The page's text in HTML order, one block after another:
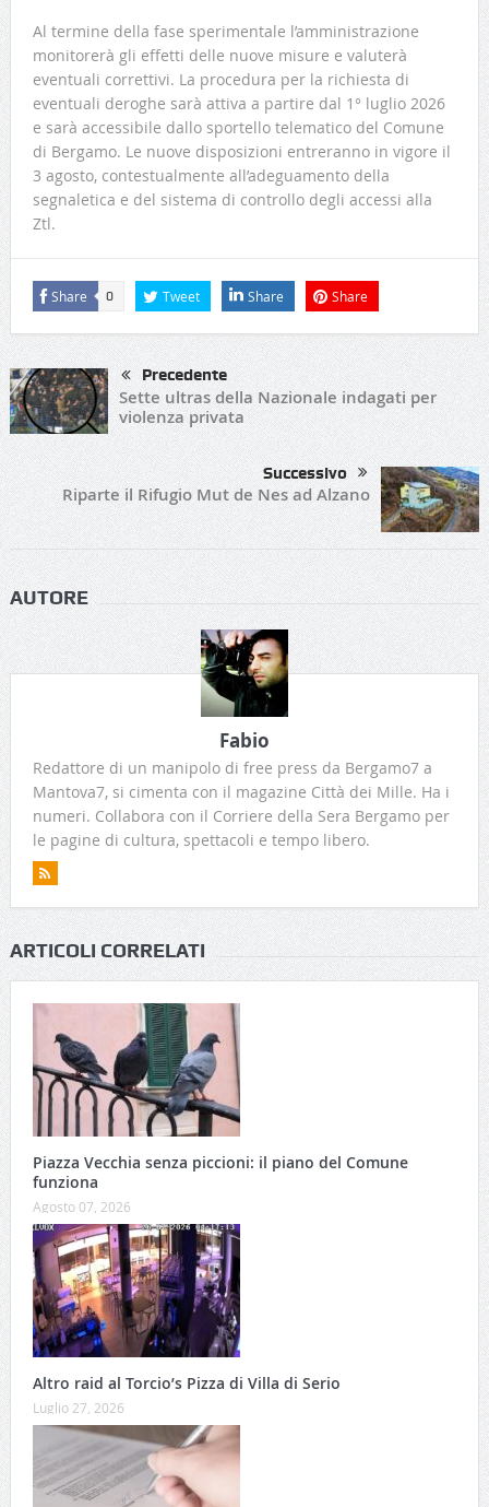
Al termine della fase sperimentale l’amministrazione
monitorerà gli effetti delle nuove misure e valuterà
eventuali correttivi. La procedura per la richiesta di
eventuali deroghe sarà attiva a partire dal 1° luglio 2026
e sarà accessibile dallo sportello telematico del Comune
di Bergamo. Le nuove disposizioni entreranno in vigore il
3 agosto, contestualmente all’adeguamento della
segnaletica e del sistema di controllo degli accessi alla
Ztl.
Share 0 Tweet Share Share
Precedente
Sette ultras della Nazionale indagati per
violenza privata
Successivo
Riparte il Rifugio Mut de Nes ad Alzano
AUTORE
Fabio
Redattore di un manipolo di free press da Bergamo7 a
Mantova7, si cimenta con il magazine Città dei Mille. Ha i
numeri. Collabora con il Corriere della Sera Bergamo per
le pagine di cultura, spettacoli e tempo libero.
ARTICOLI CORRELATI
Piazza Vecchia senza piccioni: il piano del Comune
funziona
Agosto 07, 2026
Altro raid al Torcio’s Pizza di Villa di Serio
Luglio 27, 2026